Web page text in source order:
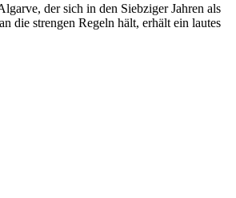
der sich in den Siebziger Jahren als
die strengen Regeln hält, erhält ein lautes